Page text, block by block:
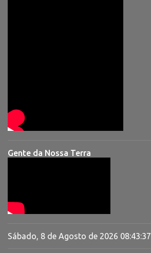
Gente da Nossa Terra
Sábado, 8 de Agosto de 2026 08:43:37